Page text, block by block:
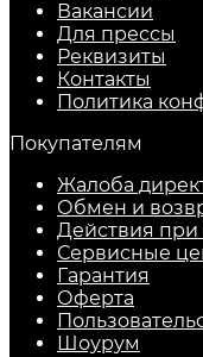
Вакансии
Для прессы
Реквизиты
Контакты
Политика
Покупателям
Жалоба
Обмен и
Действия при
Сервисные
Гарантия
Оферта
Шоурум